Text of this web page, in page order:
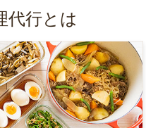
代行とは